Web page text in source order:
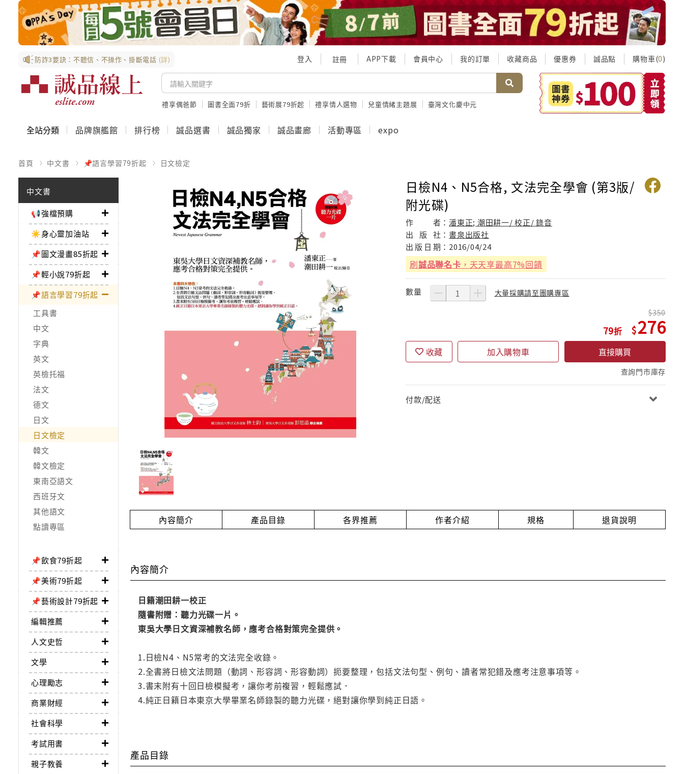
防詐3要訣：不聽信、不操作、掛斷電話 (詳) 登入 註冊 APP下載 會員中心 我的訂單 收藏商品 優惠券 誠品點 購物車(0)
禮享偶爸節 圖書全面79折 藝術展79折起 禮享情人選物 兒童情緒主題展 臺灣文化慶中元
全站分類 品牌旗艦館 排行榜 誠品選書 誠品獨家 誠品畫廊 活動專區 expo
首頁 中文書 📌語言學習79折起 日文檢定
中文書
📢強檔預購
☀️身心靈加油站
📌圖文漫畫85折起
📌輕小說79折起
📌語言學習79折起
工具書
中文
字典
英文
英檢托福
法文
德文
日文
日文檢定
韓文
韓文檢定
東南亞語文
西班牙文
其他語文
點讀專區
📌飲食79折起
📌美術79折起
📌藝術設計79折起
編輯推薦
人文史哲
文學
心理勵志
商業財經
社會科學
考試用書
親子教養
日檢N4、N5合格, 文法完全學會 (第3版/
附光碟)
作 者：潘東正; 潮田耕一/ 校正/ 錄音
出
版 社：書泉出版社
出 版 日 期： 2016/04/24
刷誠品聯名卡 ，天天享最高7%回饋
數量 大量採購請至團購專區
79
350
276
收藏 加入購物車 直接購買
查詢門市庫存
付款/配送
內容簡介 產品目錄 各界推薦 作者介紹 規格 退貨說明
內容簡介
日籍潮田耕一校正
隨書附贈：聽力光碟一片。
東吳大學日文資深補教名師，應考合格對策完全提供。
1.日檢N4、N5常考的文法完全收錄。
2.全書將日檢文法問題（動詞、形容詞、形容動詞）扼要整理，包括文法句型、例句、讀者常犯錯及應考注意事項等。
3.書末附有十回日檢模擬考，讓你考前複習，輕鬆應試．
4.純正日籍日本東京大學畢業名師錄製的聽力光碟，絕對讓你學到純正日語。
產品目錄